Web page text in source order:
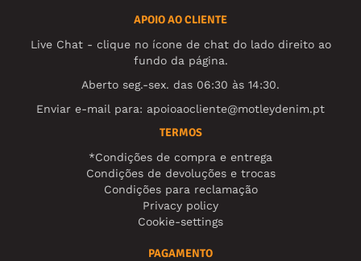
APOIO AO CLIENTE
Live Chat - clique no ícone de chat do lado direito ao
fundo da página.
Aberto seg.-sex. das 06:30 às 14:30.
Enviar e-mail para: apoioaocliente@motleydenim.pt
TERMOS
*Condições de compra e entrega
Condições de devoluções e trocas
Condições para reclamação
Privacy policy
Cookie-settings
PAGAMENTO